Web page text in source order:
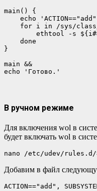
main() {
echo
for i in /sys/
ethtool -s
    done
}
main &&
echo 'Готово.'
В ручном режиме
Для включения wol в
будет включать wol в
nano /etc/udev/
Добавим в файл
ACTION=="add",